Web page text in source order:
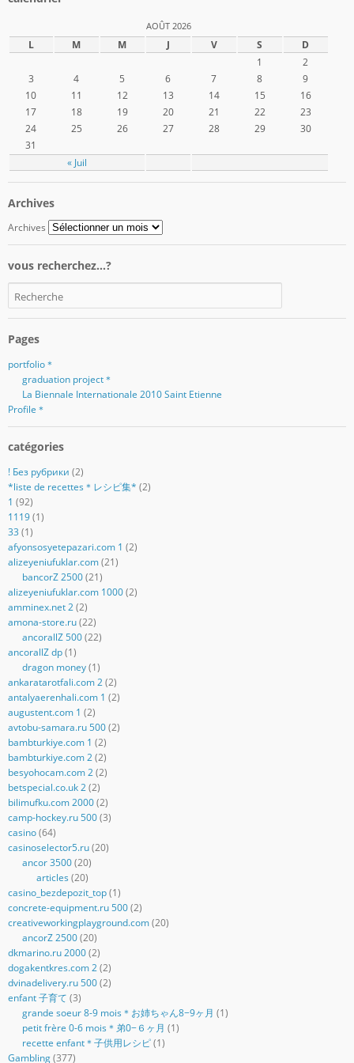
AOÛT 2026
L M M J V S D
« Juil
1
2
3
4 5 6 7 8
9
10
11 12 13 14 15
16
17
18 19 20 21 22
23
24
25 26 27 28 29
30
31
Archives
Archives
vous recherchez…?
Pages
portfolio＊
graduation project＊
La Biennale Internationale 2010 Saint Etienne
Profile＊
catégories
! Без рубрики (2)
*liste de recettes＊レシピ集* (2)
1 (92)
1119(1)
33 (1)
afyonsosyetepazari.com 1 (2)
alizeyeniufuklar.com(21)
bancorZ 2500(21)
alizeyeniufuklar.com 1000(2)
amminex.net 2(2)
amona-store.ru(22)
ancorallZ 500(22)
ancorallZ dp(1)
dragon money(1)
ankaratarotfali.com 2(2)
antalyaerenhali.com 1 (2)
augustent.com 1 (2)
avtobu-samara.ru 500(2)
bambturkiye.com 1 (2)
bambturkiye.com 2(2)
besyohocam.com 2(2)
betspecial.co.uk 2(2)
bilimufku.com 2000(2)
camp-hockey.ru 500(3)
casino(64)
casinoselector5.ru(20)
ancor 3500(20)
articles (20)
casino_bezdepozit_top(1)
concrete-equipment.ru 500(2)
creativeworkingplayground.com(20)
ancorZ 2500(20)
dkmarino.ru 2000(2)
dogakentkres.com 2(2)
dvinadelivery.ru 500(2)
enfant 子育て (3)
grande soeur 8-9 mois＊お姉ちゃん8−9ヶ月 (1)
petit frère 0-6 mois＊弟0−６ヶ月 (1)
recette enfant＊子供用レシピ(1)
Gambling(377)